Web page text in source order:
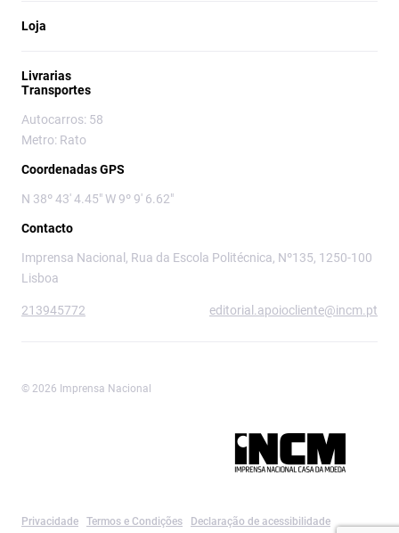
Loja
Livrarias
Transportes
Autocarros: 58
Metro: Rato
Coordenadas GPS
N 38º 43' 4.45" W 9º 9' 6.62"
Contacto
Imprensa Nacional, Rua da Escola Politécnica, Nº135, 1250-100
Lisboa
213945772 editorial.apoiocliente@incm.pt
© 2026 Imprensa Nacional
Privacidade Termos e Condições Declaração de acessibilidade